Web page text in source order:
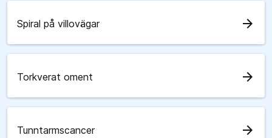
Spiral på villovägar arrow_forward
Torkverat oment arrow_forward
Tunntarmscancer arrow_forward